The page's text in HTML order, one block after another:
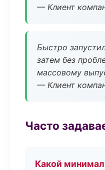
— Клиент
Быстро
затем без
массовому
— Клиент
Часто
Какой